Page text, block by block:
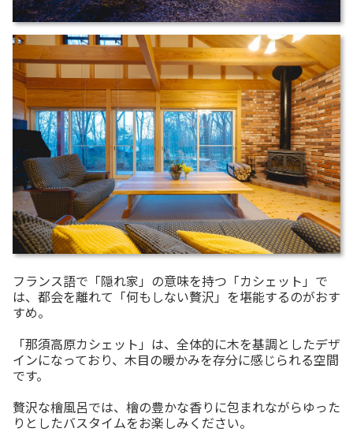
フランス語で「隠れ家」の意味を持つ「カシェット」で
は、都会を離れて「何もしない贅沢」を堪能するのがおす
すめ。
「那須高原カシェット」は、全体的に木を基調としたデザ
インになっており、木目の暖かみを存分に感じられる空間
です。
贅沢な檜風呂では、檜の豊かな香りに包まれながらゆった
りとしたバスタイムをお楽しみください。